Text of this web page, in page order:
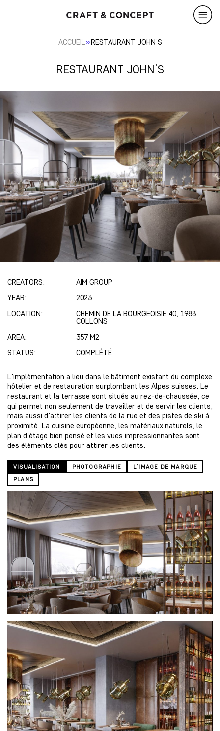
ACCUEIL»RESTAURANT JOHN’S
RESTAURANT JOHN’S
CREATORS:
AIM GROUP
YEAR:
2023
LOCATION:
CHEMIN DE LA BOURGEOISIE 40, 1988
COLLONS
AREA:
357 M2
STATUS:
COMPLÉTÉ
L'implémentation a lieu dans le bâtiment existant du complexe
hôtelier et de restauration surplombant les Alpes suisses. Le
restaurant et la terrasse sont situés au rez-de-chaussée, ce
qui permet non seulement de travailler et de servir les clients,
mais aussi d'attirer les clients de la rue et des pistes de ski à
proximité. La cuisine européenne, les matériaux naturels, le
plan d'étage bien pensé et les vues impressionnantes sont
des éléments clés pour attirer les clients.
VISUALISATION PHOTOGRAPHIE
L’IMAGE DE MARQUE
PLANS